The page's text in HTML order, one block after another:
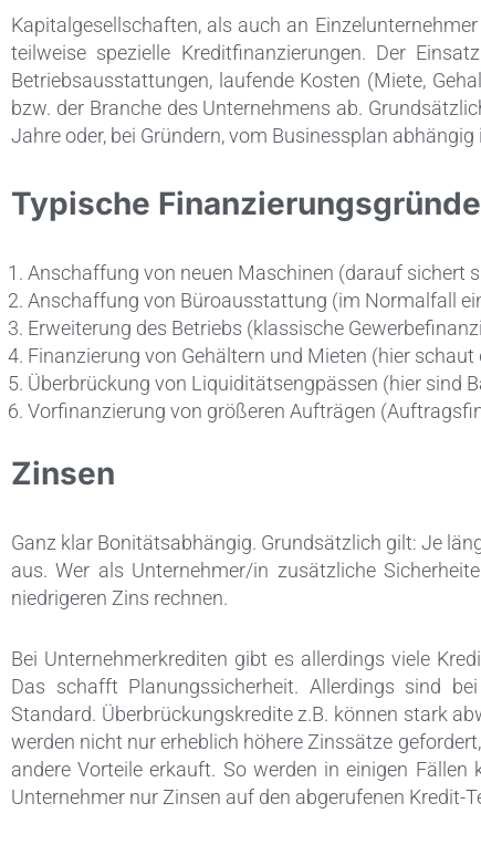
Kapitalgesellschaften, als auch an
teilweise spezielle Kreditfinanzierungen. Der
Betriebsausstattungen, laufende Kosten (Miete,
bzw. der Branche des Unternehmens ab.
Jahre oder, bei Gründern, vom Businessplan abhängig
Typische
Anschaffung von neuen Maschinen (darauf sichert
Anschaffung von Büroausstattung (im Normalfall
Erweiterung des Betriebs (klassische
Finanzierung von Gehältern und Mieten (hier
Überbrückung von Liquiditätsengpässen (hier sind
Vorfinanzierung von größeren Aufträgen
Zinsen
Ganz klar Bonitätsabhängig. Grundsätzlich gilt: Je
aus. Wer als Unternehmer/in zusätzliche
niedrigeren Zins rechnen.
Bei Unternehmerkrediten gibt es allerdings viele
Das schafft Planungssicherheit. Allerdings sind
Standard. Überbrückungskredite z.B. können stark
werden nicht nur erheblich höhere Zinssätze
andere Vorteile erkauft. So werden in einigen
Unternehmer nur Zinsen auf den abgerufenen Kredit-